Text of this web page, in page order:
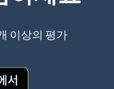
이상의 평가